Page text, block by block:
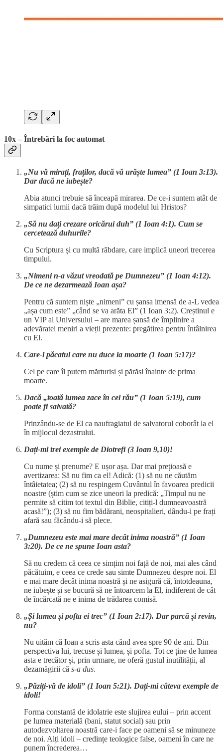
10x – Întrebări la foc automat
„Nu vă mirați, fraților, dacă vă urăște lumea” (1 Ioan 3:13).
Dar dacă ne iubește?
Abia atunci trebuie să înceapă mirarea. De ce-i suntem atât de
simpatici lumii dacă trăim după modelul lui Hristos?
„Să nu dați crezare oricărui duh” (1 Ioan 4:1). Cum se
cercetează duhurile?
Cu Scriptura și cu multă răbdare, care implică uneori trecerea
timpului.
„Nimeni n-a văzut vreodată pe Dumnezeu” (1 Ioan 4:12).
De ce ne dezarmează Ioan așa?
Pentru că suntem niște „nimeni” cu șansa imensă de a-L vedea
„așa cum este” „când se va arăta El” (1 Ioan 3:2). Creștinul e
un VIP al Universului – are marea șansă de împlinire a
adevăratei meniri a vieții prezente: pregătirea pentru întâlnirea
cu El.
Care-i păcatul care nu duce la moarte (1 Ioan 5:17)?
Cel pe care îl putem mărturisi și părăsi înainte de prima
moarte.
Dacă „toată lumea zace în cel rău” (1 Ioan 5:19), cum
poate fi salvată?
Prinzându-se de El ca naufragiatul de salvatorul coborât la el
în mijlocul dezastrului.
Dați-mi trei exemple de Diotrefi (3 Ioan 9,10)!
Cu nume și prenume? E ușor așa. Dar mai prețioasă e
avertizarea: Să nu fim ca el! Adică: (1) să nu ne căutăm
întâietatea; (2) să nu respingem Cuvântul în favoarea predicii
noastre (știm cum se zice uneori la predică: „Timpul nu ne
permite să citim tot textul din Biblie, citiți-l dumneavoastră
acasă!”); (3) să nu fim bădărani, neospitalieri, dându-i pe frați
afară sau făcându-i să plece.
„Dumnezeu este mai mare decât inima noastră” (1 Ioan
3:20). De ce ne spune Ioan asta?
Să nu credem că ceea ce simțim noi față de noi, mai ales când
păcătuim, e ceea ce crede sau simte Dumnezeu despre noi. El
e mai mare decât inima noastră și ne asigură că, întotdeauna,
ne iubește și se bucură să ne întoarcem la El, indiferent de cât
de încărcată ne e inima de trădarea comisă.
„Și lumea și pofta ei trec” (1 Ioan 2:17). Dar parcă și revin,
nu?
Nu uităm că Ioan a scris asta când avea spre 90 de ani. Din
perspectiva lui, trecuse și lumea, și pofta. Tot ce ține de lumea
asta e trecător și, prin urmare, ne oferă gustul inutilității, al
dezamăgirii că s-a dus.
„Păziți-vă de idoli” (1 Ioan 5:21). Dați-mi câteva exemple de
idoli!
Forma constantă de idolatrie este slujirea eului – prin accent
pe lumea materială (bani, statut social) sau prin
autodezvoltarea noastră care-i face pe oameni să se minuneze
de noi. Alți idoli – credințe teologice false, oameni în care ne
punem încrederea…